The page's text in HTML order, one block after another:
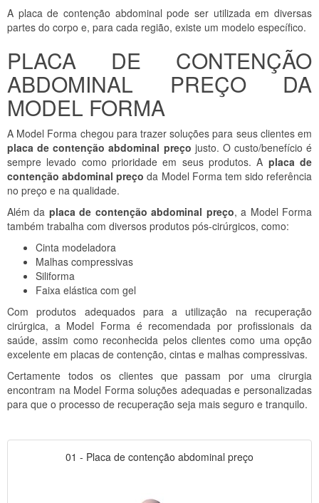
A placa de contenção abdominal pode ser utilizada em diversas
partes do corpo e, para cada região, existe um modelo específico.
PLACA DE CONTENÇÃO
ABDOMINAL PREÇO DA
MODEL FORMA
A Model Forma chegou para trazer soluções para seus clientes em
placa de contenção abdominal preço justo. O custo/benefício é
sempre levado como prioridade em seus produtos. A placa de
contenção abdominal preço da Model Forma tem sido referência
no preço e na qualidade.
Além da placa de contenção abdominal preço, a Model Forma
também trabalha com diversos produtos pós-cirúrgicos, como:
Cinta modeladora
Malhas compressivas
Siliforma
Faixa elástica com gel
Com produtos adequados para a utilização na recuperação
cirúrgica, a Model Forma é recomendada por profissionais da
saúde, assim como reconhecida pelos clientes como uma opção
excelente em placas de contenção, cintas e malhas compressivas.
Certamente todos os clientes que passam por uma cirurgia
encontram na Model Forma soluções adequadas e personalizadas
para que o processo de recuperação seja mais seguro e tranquilo.
01 - Placa de contenção abdominal preço